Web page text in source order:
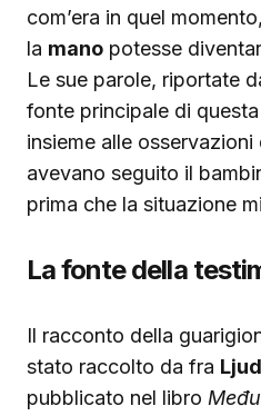
com’era in quel
la mano potesse
Le sue parole, riportate
fonte principale di
insieme alle
avevano seguito il
prima che la situazione
La fonte della
Il racconto della
stato raccolto da fra
pubblicato nel libro